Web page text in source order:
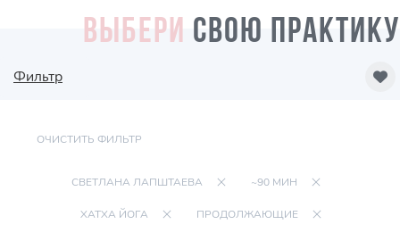
ВЫБЕРИ СВОЮ ПРАКТИКУ
Фильтр
ОЧИСТИТЬ ФИЛЬТР
СВЕТЛАНА ЛАПШТАЕВА ~90 МИН
ХАТХА ЙОГА ПРОДОЛЖАЮЩИЕ